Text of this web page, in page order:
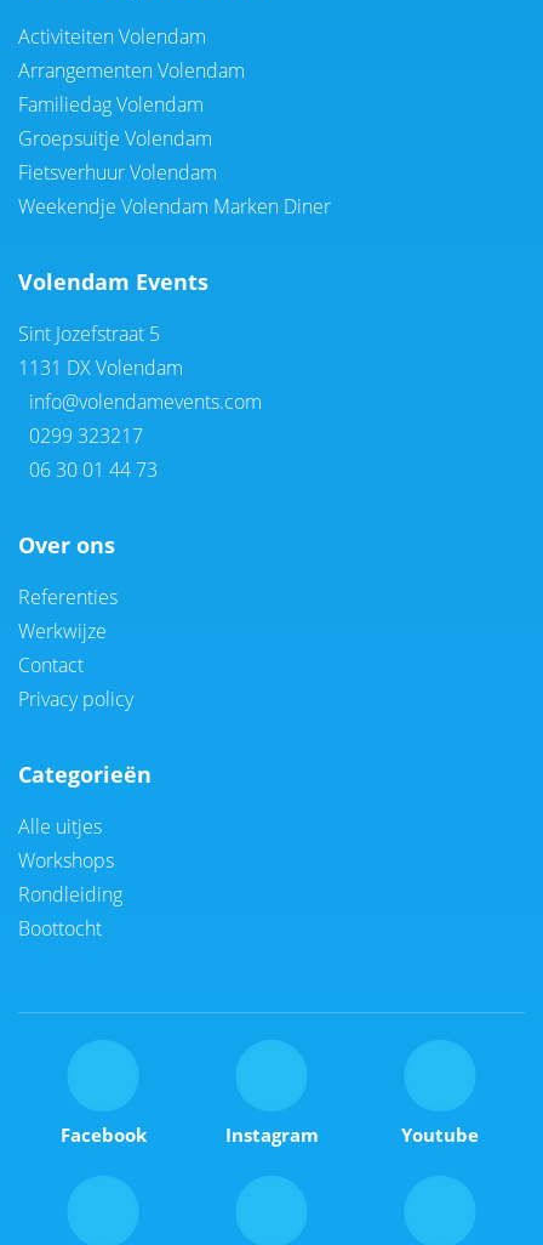
Activiteiten Volendam
Arrangementen Volendam
Familiedag Volendam
Groepsuitje Volendam
Fietsverhuur Volendam
Weekendje Volendam Marken Diner
Volendam Events
Sint Jozefstraat 5
1131 DX Volendam
info@volendamevents.com
0299 323217
06 30 01 44 73
Over ons
Referenties
Werkwijze
Contact
Privacy policy
Categorieën
Alle uitjes
Workshops
Rondleiding
Boottocht
Facebook Instagram Youtube